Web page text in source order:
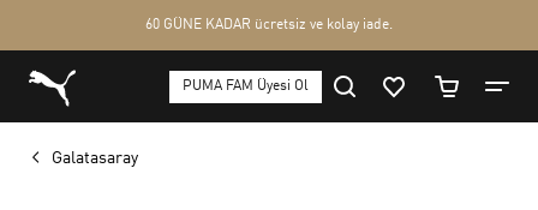
Galatasaray